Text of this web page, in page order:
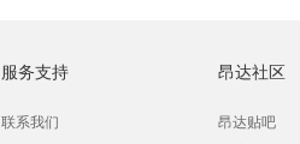
服务支持
联系我们
昂达社区
昂达贴吧